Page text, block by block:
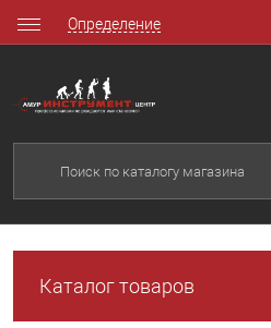
Определение
Каталог товаров